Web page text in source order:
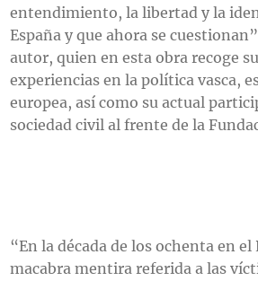
entendimiento, la libertad y la
España y que ahora se
autor, quien en esta obra recoge
experiencias en la política vasca,
europea, así como su actual
sociedad civil al frente de la
“En la década de los ochenta en el
macabra mentira referida a las